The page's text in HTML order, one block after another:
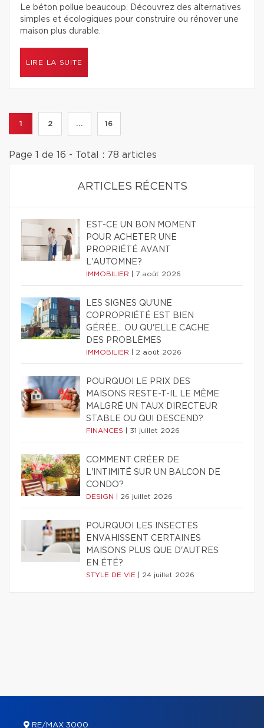
Le béton pollue beaucoup. Découvrez des alternatives
simples et écologiques pour construire ou rénover une
maison plus durable.
LIRE LA SUITE
1 2 ... 16
Page 1 de 16 - Total : 78 articles
ARTICLES RÉCENTS
EST-CE UN BON MOMENT
POUR ACHETER UNE
PROPRIÉTÉ AVANT
L'AUTOMNE?
IMMOBILIER 7 août 2026
LES SIGNES QU'UNE
COPROPRIÉTÉ EST BIEN
GÉRÉE… OU QU'ELLE CACHE
DES PROBLÈMES
IMMOBILIER 2 août 2026
POURQUOI LE PRIX DES
MAISONS RESTE-T-IL LE MÊME
MALGRÉ UN TAUX DIRECTEUR
STABLE OU QUI DESCEND?
FINANCES 31 juillet 2026
COMMENT CRÉER DE
L'INTIMITÉ SUR UN BALCON DE
CONDO?
DESIGN 26 juillet 2026
POURQUOI LES INSECTES
ENVAHISSENT CERTAINES
MAISONS PLUS QUE D'AUTRES
EN ÉTÉ?
STYLE DE VIE 24 juillet 2026
RE/MAX 3000